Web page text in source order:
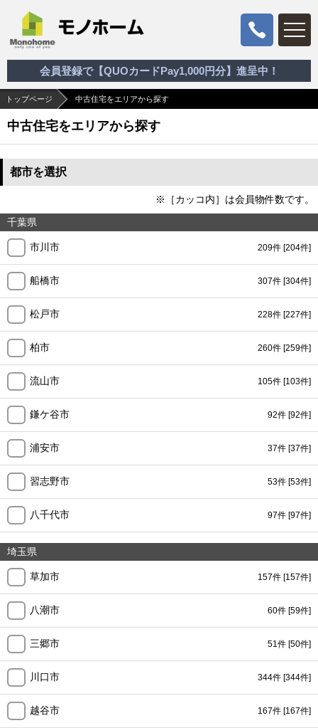
会員登録で【QUOカードPay1,000円分】進呈中！
トップページ 中古住宅をエリアから探す
中古住宅をエリアから探す
都市を選択
※［カッコ内］は会員物件数です。
千葉県
市川市 209件 [204件]
船橋市 307件 [304件]
松戸市 228件 [227件]
柏市 260件 [259件]
流山市 105件 [103件]
鎌ケ谷市 92件 [92件]
浦安市 37件 [37件]
習志野市 53件 [53件]
八千代市 97件 [97件]
埼玉県
草加市 157件 [157件]
八潮市 60件 [59件]
三郷市 51件 [50件]
川口市 344件 [344件]
越谷市 167件 [167件]